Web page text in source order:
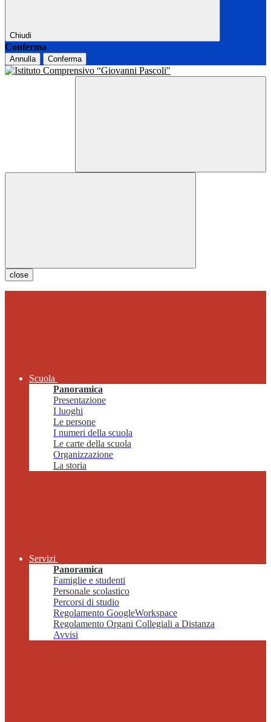
Chiudi
Conferma
Annulla Conferma
close
Scuola
Panoramica
Presentazione
I luoghi
Le persone
I numeri della scuola
Le carte della scuola
Organizzazione
La storia
Servizi
Panoramica
Famiglie e studenti
Personale scolastico
Percorsi di studio
Regolamento GoogleWorkspace
Regolamento Organi Collegiali a Distanza
Avvisi